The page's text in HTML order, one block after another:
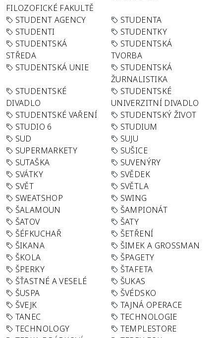
FILOZOFICKÉ FAKULTĚ
STUDENT AGENCY
STUDENTA
STUDENTI
STUDENTKY
STUDENTSKÁ
STŘEDA
STUDENTSKÁ
TVORBA
STUDENTSKÁ UNIE
STUDENTSKÁ
ŽURNALISTIKA
STUDENTSKÉ
DIVADLO
STUDENTSKÉ
UNIVERZITNÍ DIVADLO
STUDENTSKÉ VAŘENÍ
STUDENTSKÝ ŽIVOT
STUDIO 6
STUDIUM
SUD
SUJU
SUPERMARKETY
SUŠICE
SUTAŠKA
SUVENÝRY
SVÁTKY
SVĚDEK
SVĚT
SVĚTLA
SWEATSHOP
SWING
ŠALAMOUN
ŠAMPIONÁT
ŠATOV
ŠATY
ŠÉFKUCHAŘ
ŠETŘENÍ
ŠIKANA
ŠIMEK A GROSSMAN
ŠKOLA
ŠPAGETY
ŠPERKY
ŠTAFETA
ŠŤASTNÉ A VESELÉ
ŠUKAS
ŠUSPA
ŠVÉDSKO
ŠVEJK
TAJNÁ OPERACE
TANEC
TECHNOLOGIE
TECHNOLOGY
TEMPLESTORE